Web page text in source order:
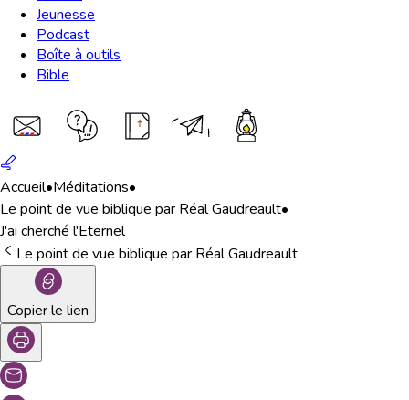
Jeunesse
Podcast
Boîte à outils
Bible
Accueil•Méditations•
Le point de vue biblique par Réal Gaudreault•
J'ai cherché l'Eternel
Le point de vue biblique par Réal Gaudreault
Copier le lien